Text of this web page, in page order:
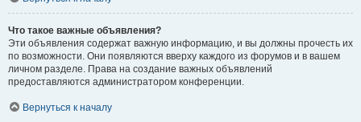
Что такое важные объявления?
Эти объявления содержат важную информацию, и вы должны прочесть их
по возможности. Они появляются вверху каждого из форумов и в вашем
личном разделе. Права на создание важных объявлений
предоставляются администратором конференции.
Вернуться к началу